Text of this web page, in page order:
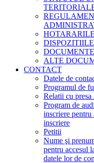
ALTE
CONTACT
Datele de
Programul de
Relatii cu presa
Program de
inscriere pentru
inscriere
Petitii
Nume şi
pentru accesul
datele lor de